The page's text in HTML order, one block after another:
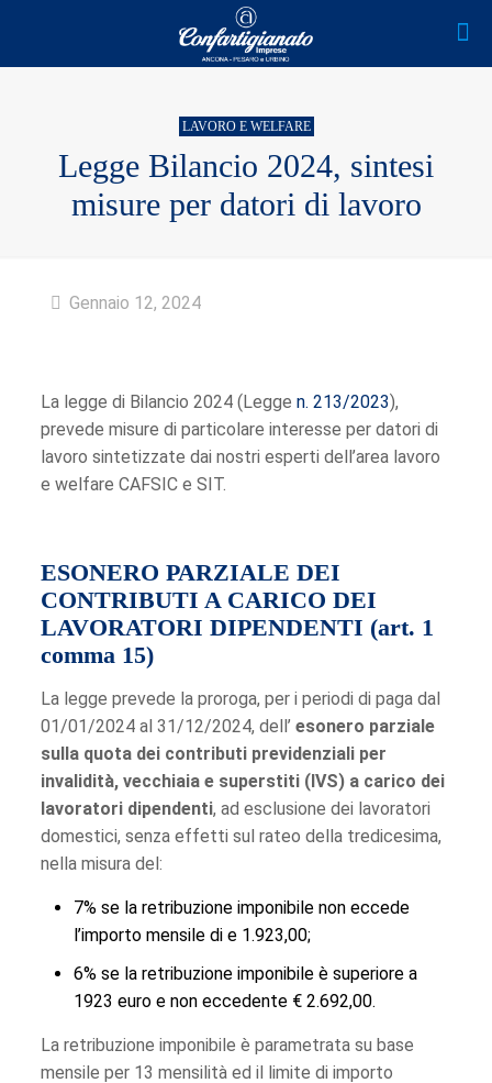
LAVORO E WELFARE
Legge Bilancio 2024, sintesi
misure per datori di lavoro
Gennaio 12, 2024
La legge di Bilancio 2024 (Legge n. 213/2023),
prevede misure di particolare interesse per datori di
lavoro sintetizzate dai nostri esperti dell’area lavoro
e welfare CAFSIC e SIT.
ESONERO PARZIALE DEI
CONTRIBUTI A CARICO DEI
LAVORATORI DIPENDENTI (art. 1
comma 15)
La legge prevede la proroga, per i periodi di paga dal
01/01/2024 al 31/12/2024, dell’ esonero parziale
sulla quota dei contributi previdenziali per
invalidità, vecchiaia e superstiti (IVS) a carico dei
lavoratori dipendenti, ad esclusione dei lavoratori
domestici, senza effetti sul rateo della tredicesima,
nella misura del:
7% se la retribuzione imponibile non eccede
l’importo mensile di e 1.923,00;
6% se la retribuzione imponibile è superiore a
1923 euro e non eccedente € 2.692,00.
La retribuzione imponibile è parametrata su base
mensile per 13 mensilità ed il limite di importo